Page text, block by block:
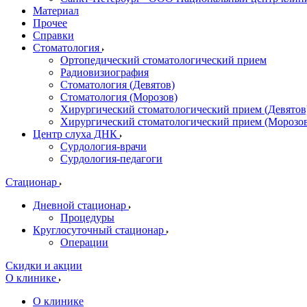
Материал
Прочее
Справки
Стоматология
Ортопедический стоматологический прием
Радиовизиография
Стоматология (Девятов)
Стоматология (Морозов)
Хирургический стоматологический прием
Хирургический стоматологический прием
Центр слуха ДНК
Сурдология-врачи
Сурдология-педагоги
Стационар
Дневной стационар
Процедуры
Круглосуточный стационар
Операции
Скидки и акции
О клинике
О клинике